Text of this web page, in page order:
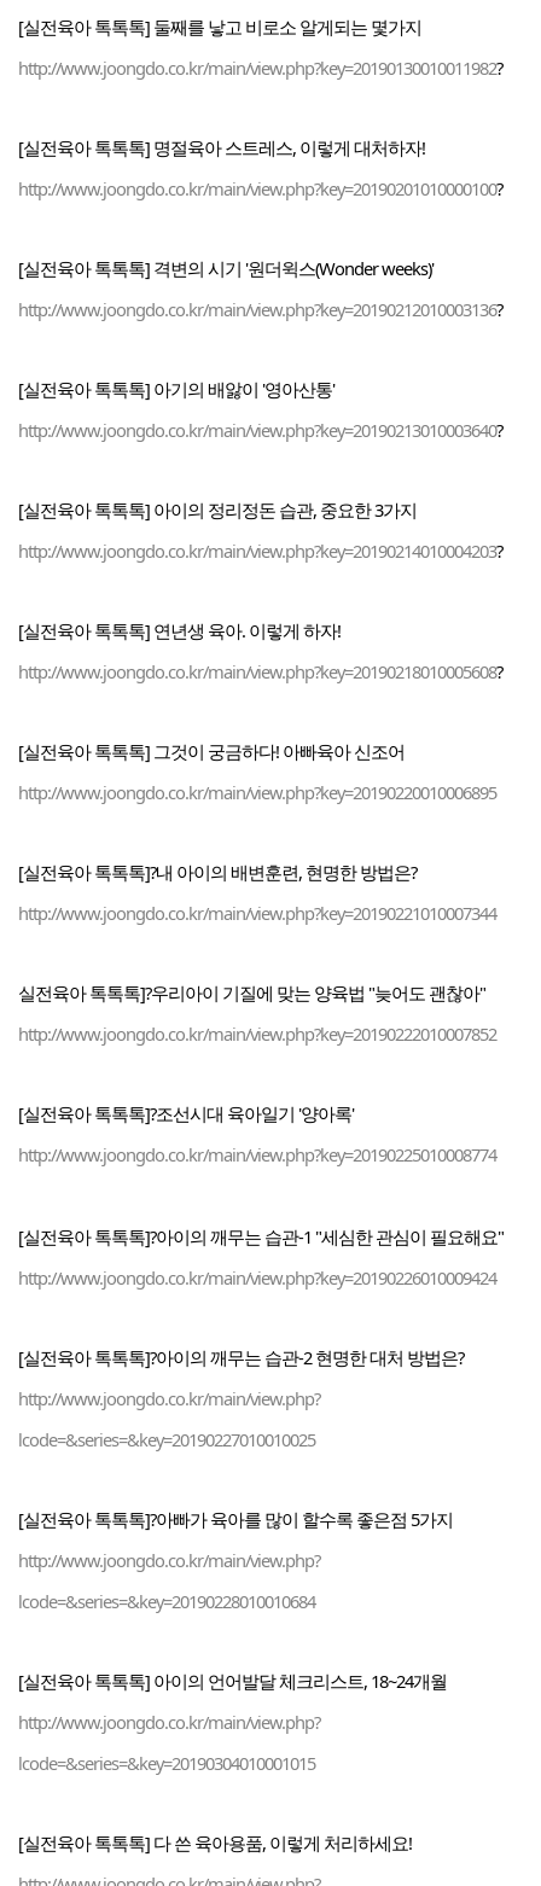
[실전육아 톡톡톡] 둘째를 낳고 비로소 알게되는 몇가지
http://www.joongdo.co.kr/main/view.php?key=20190130010011982?
[실전육아 톡톡톡] 명절육아 스트레스, 이렇게 대처하자!
http://www.joongdo.co.kr/main/view.php?key=20190201010000100?
[실전육아 톡톡톡] 격변의 시기 '원더윅스(Wonder weeks)'
http://www.joongdo.co.kr/main/view.php?key=20190212010003136?
[실전육아 톡톡톡] 아기의 배앓이 '영아산통'
http://www.joongdo.co.kr/main/view.php?key=20190213010003640?
[실전육아 톡톡톡] 아이의 정리정돈 습관, 중요한 3가지
http://www.joongdo.co.kr/main/view.php?key=20190214010004203?
[실전육아 톡톡톡] 연년생 육아. 이렇게 하자!
http://www.joongdo.co.kr/main/view.php?key=20190218010005608?
[실전육아 톡톡톡] 그것이 궁금하다! 아빠육아 신조어
http://www.joongdo.co.kr/main/view.php?key=20190220010006895
[실전육아 톡톡톡]?내 아이의 배변훈련, 현명한 방법은?
http://www.joongdo.co.kr/main/view.php?key=20190221010007344
실전육아 톡톡톡]?우리아이 기질에 맞는 양육법 "늦어도 괜찮아"
http://www.joongdo.co.kr/main/view.php?key=20190222010007852
[실전육아 톡톡톡]?조선시대 육아일기 '양아록'
http://www.joongdo.co.kr/main/view.php?key=20190225010008774
[실전육아 톡톡톡]?아이의 깨무는 습관-1 "세심한 관심이 필요해요"
http://www.joongdo.co.kr/main/view.php?key=20190226010009424
[실전육아 톡톡톡]?아이의 깨무는 습관-2 현명한 대처 방법은?
http://www.joongdo.co.kr/main/view.php?
lcode=&series=&key=20190227010010025
[실전육아 톡톡톡]?아빠가 육아를 많이 할수록 좋은점 5가지
http://www.joongdo.co.kr/main/view.php?
lcode=&series=&key=20190228010010684
[실전육아 톡톡톡] 아이의 언어발달 체크리스트, 18~24개월
http://www.joongdo.co.kr/main/view.php?
lcode=&series=&key=20190304010001015
[실전육아 톡톡톡] 다 쓴 육아용품, 이렇게 처리하세요!